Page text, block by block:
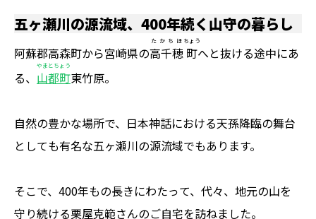
五ヶ瀬川の源流域、400年続く山守の暮らし
阿蘇郡高森町から宮崎県の高千穂
たかちほ
町
ちょう
へと抜ける途中にあ
る、 山都町
やまとちょう
東竹原。
自然の豊かな場所で、日本神話における天孫降臨の舞台
としても有名な五ヶ瀬川の源流域でもあります。
そこで、400年もの長きにわたって、代々、地元の山を
守り続ける栗屋克範さんのご自宅を訪ねました。